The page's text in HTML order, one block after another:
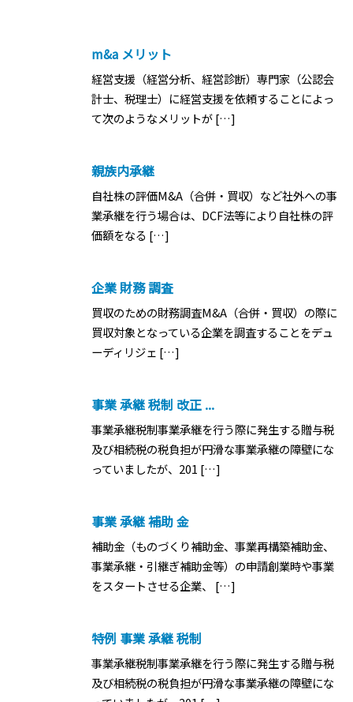
m&a メリット
経営支援（経営分析、経営診断）専門家（公認会
計士、税理士）に経営支援を依頼することによっ
て次のようなメリットが […]
親族内承継
自社株の評価M&A（合併・買収）など社外への事
業承継を行う場合は、DCF法等により自社株の評
価額をなる […]
企業 財務 調査
買収のための財務調査M&A（合併・買収）の際に
買収対象となっている企業を調査することをデュ
ーディリジェ […]
事業 承継 税制 改正 ...
事業承継税制事業承継を行う際に発生する贈与税
及び相続税の税負担が円滑な事業承継の障壁にな
っていましたが、201 […]
事業 承継 補助 金
補助金（ものづくり補助金、事業再構築補助金、
事業承継・引継ぎ補助金等）の申請創業時や事業
をスタートさせる企業、 […]
特例 事業 承継 税制
事業承継税制事業承継を行う際に発生する贈与税
及び相続税の税負担が円滑な事業承継の障壁にな